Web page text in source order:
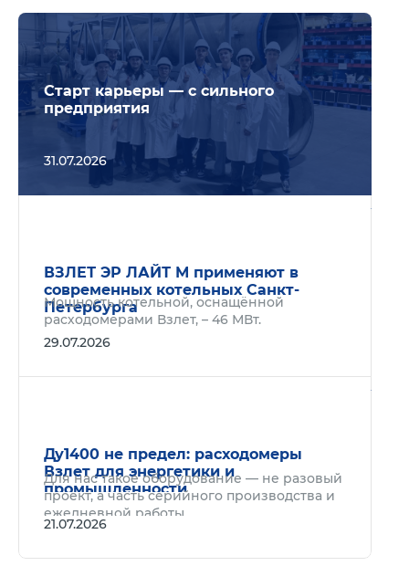
Старт карьеры — с сильного
предприятия
31.07.2026
ВЗЛЕТ ЭР ЛАЙТ М применяют в
современных котельных Санкт-
Петербурга
Мощность котельной, оснащённой
расходомерами Взлет, – 46 МВт.
29.07.2026
Ду1400 не предел: расходомеры
Взлет для энергетики и
промышленности
Для нас такое оборудование — не разовый
проект, а часть серийного производства и
ежедневной работы.
21.07.2026